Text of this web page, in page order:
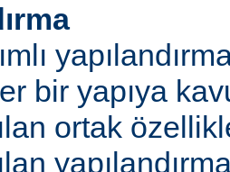
bir yapıya
ortak